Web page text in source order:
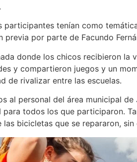
participantes tenían como
previa por parte de Facundo
donde los chicos recibieron la
y compartieron juegos y un
de rivalizar entre las escuelas.
al personal del área municipal
para todos los que participaron.
las bicicletas que se repararon,